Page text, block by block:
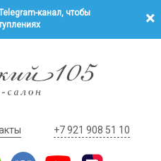
канал, чтобы
+7 921 908 51 10